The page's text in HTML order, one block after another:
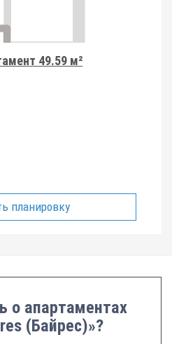
49.59 м²
планировку
о апартаментах
(Байрес)»?